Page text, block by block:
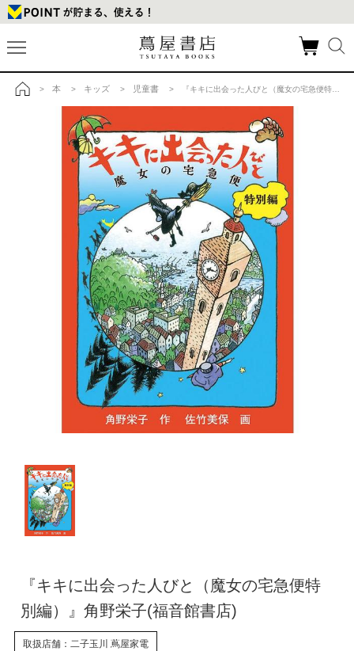
> 本 > キッズ > 児童書 > 『キキに出会った人びと（魔女の宅急便特別編）』角野栄子(福音館書店)の商品詳細
『キキに出会った人びと（魔女の宅急便特
別編）』角野栄子(福音館書店)
取扱店舗：二子玉川 蔦屋家電